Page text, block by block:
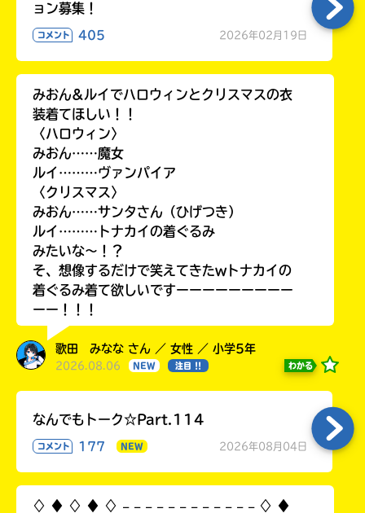
ョン募集！
コメント 405 2026年02月19日
みおん&ルイでハロウィンとクリスマスの衣
装着てほしい！！
〈ハロウィン〉
みおん……魔女
ルイ………ヴァンパイア
〈クリスマス〉
みおん……サンタさん（ひげつき）
ルイ………トナカイの着ぐるみ
みたいな〜！？
そ、想像するだけで笑えてきたwトナカイの
着ぐるみ着て欲しいですーーーーーーーーー
ーー！！！
歌田 みなな さん ／ 女性 ／ 小学5年
2026.08.06 NEW 注目 !! わかる
なんでもトーク☆Part.114
コメント 177 NEW 2026年08月04日
♢ ♦︎ ♢ ♦︎ ♢ 𓐄 𓐄 𓐄 𓐄 𓐄 𓐄 𓐄 𓐄 𓐄 𓐄 𓐄 𓐄 ♢ ♦︎